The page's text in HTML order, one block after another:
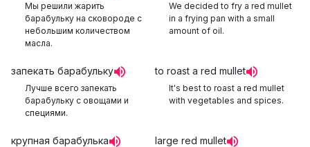
Мы решили жарить
барабульку на сковороде с
небольшим количеством
масла.
We decided to fry a red mullet
in a frying pan with a small
amount of oil.
запекать барабульку
Лучше всего запекать
барабульку с овощами и
специями.
to roast a red mullet
It's best to roast a red mullet
with vegetables and spices.
крупная барабулька large red mullet